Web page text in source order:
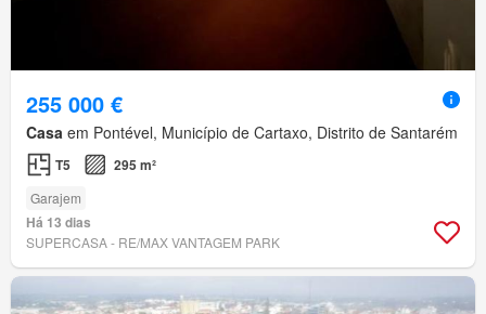
255 000 €
Casa em Pontével, Município de Cartaxo, Distrito de Santarém
T5 295 m²
Garajem
Há 13 dias
SUPERCASA - RE/MAX VANTAGEM PARK